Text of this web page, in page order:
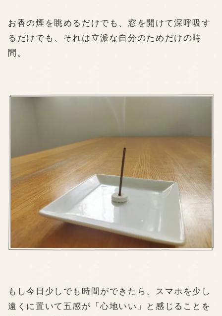
お香の煙を眺めるだけでも、窓を開けて深呼吸す
るだけでも、それは立派な自分のためだけの時
間。
もし今日少しでも時間ができたら、スマホを少し
遠くに置いて五感が「心地いい」と感じることを